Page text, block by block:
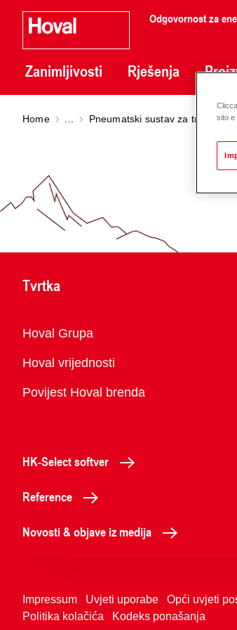
Odgovornost za
Zanimljivosti Rješenja
Home Pneumatski sustav za transport
Tvrtka
Pregled
Hoval Grupa
Hoval vrijednosti
Povijest Hoval brenda
HK-Select softver
Reference
Novosti & objave iz medija
Impressum Uvjeti uporabe Opći uvjeti
Politika kolačića
Kodeks ponašanja
sito e